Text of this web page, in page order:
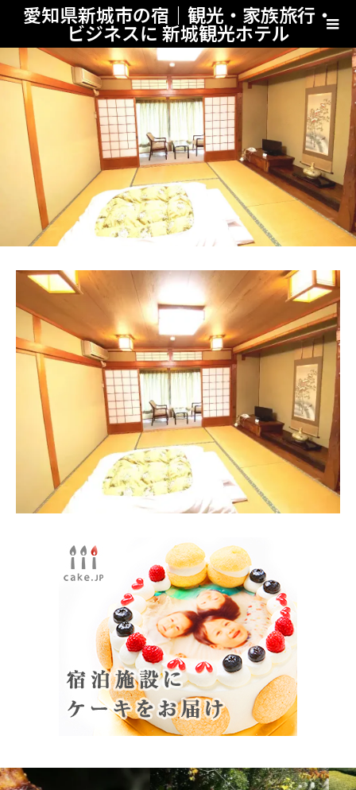
愛知県新城市の宿｜観光・家族旅行・
ビジネスに 新城観光ホテル